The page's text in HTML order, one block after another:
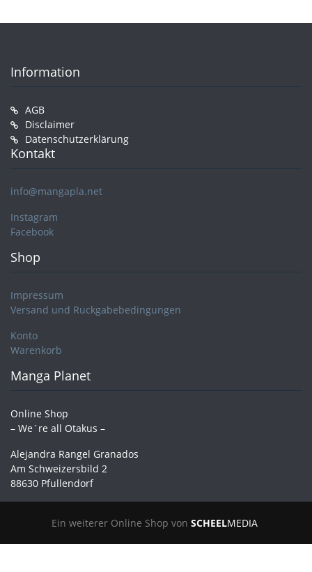
Information
AGB
Disclaimer
Datenschutzerklärung
Kontakt
info@mangapla.net
Instagram
Facebook
Shop
Impressum
Versand und Rückgabebedingungen
Konto
Warenkorb
Manga Planet
Online Shop
– We´re all Otakus –
Alejandra Rangel Granados
Am Schweizersbild 2
88630 Pfullendorf
Ein weiterer Online Shop von SCHEELMEDIA